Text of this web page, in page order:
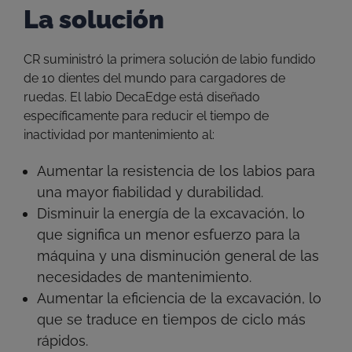
La solución
CR suministró la primera solución de labio fundido
de 10 dientes del mundo para cargadores de
ruedas. El labio DecaEdge está diseñado
específicamente para reducir el tiempo de
inactividad por mantenimiento al:
Aumentar la resistencia de los labios para
una mayor fiabilidad y durabilidad.
Disminuir la energía de la excavación, lo
que significa un menor esfuerzo para la
máquina y una disminución general de las
necesidades de mantenimiento.
Aumentar la eficiencia de la excavación, lo
que se traduce en tiempos de ciclo más
rápidos.